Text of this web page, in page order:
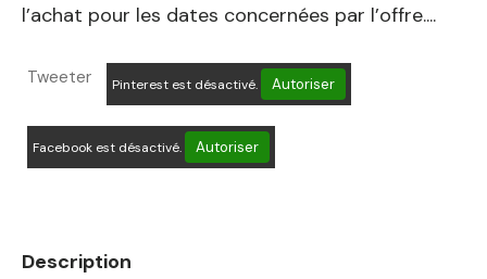
l’achat pour les dates concernées par l’offre....
Tweeter Pinterest est désactivé. Autoriser
Facebook est désactivé. Autoriser
Description